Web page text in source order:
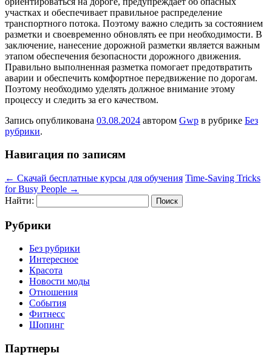
участках и обеспечивает правильное распределение
транспортного потока. Поэтому важно следить за состоянием
разметки и своевременно обновлять ее при необходимости. В
заключение, нанесение дорожной разметки является важным
этапом обеспечения безопасности дорожного движения.
Правильно выполненная разметка помогает предотвратить
аварии и обеспечить комфортное передвижение по дорогам.
Поэтому необходимо уделять должное внимание этому
процессу и следить за его качеством.
Запись опубликована 03.08.2024 автором Gwp в рубрике Без
рубрики.
Навигация по записям
← Скачай бесплатные курсы для обучения Time-Saving Tricks
for Busy People →
Найти:
Рубрики
Без рубрики
Интересное
Красота
Новости моды
Отношения
События
Фитнесс
Шопинг
Партнеры